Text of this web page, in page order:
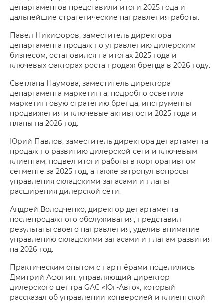
департаментов представили итоги 2025 года и
дальнейшие стратегические направления работы.
Павел Никифоров, заместитель директора
департамента продаж по управлению дилерским
бизнесом, остановился на итогах 2025 года и
ключевых факторах роста продаж бренда в 2026 году.
Светлана Наумова, заместитель директора
департамента маркетинга, подробно осветила
маркетинговую стратегию бренда, инструменты
продвижения и ключевые активности 2025 года и
планы на 2026 год.
Юрий Павлов, заместитель директора департамента
продаж по развитию дилерской сети и ключевым
клиентам, подвел итоги работы в корпоративном
сегменте за 2025 год, а также затронул вопросы
управления складскими запасами и планы
расширения дилерской сети.
Андрей Володченко, директор департамента
послепродажного обслуживания, представил
результаты своего направления, уделив внимание
управлению складскими запасами и планам развития
на 2026 год.
Практическим опытом с партнёрами поделились
Дмитрий Афонин, управляющий директор
дилерского центра GAC «Юг-Авто», который
рассказал об управлении конверсией и клиентской